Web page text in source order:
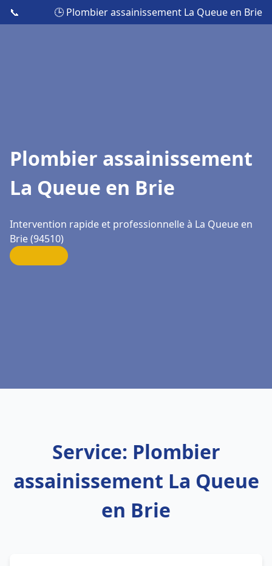
📞 🕒 Plombier assainissement La Queue en Brie
Plombier assainissement
La Queue en Brie
Intervention rapide et professionnelle à La Queue en
Brie (94510)
Service: Plombier
assainissement La Queue
en Brie